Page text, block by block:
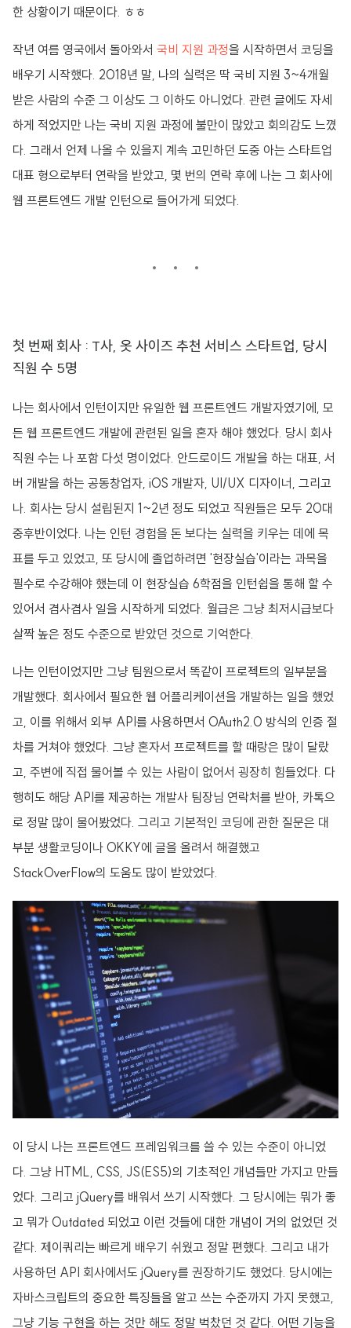
한 상황이기 때문이다. ㅎㅎ
작년 여름 영국에서 돌아와서 국비 지원 과정을 시작하면서 코딩을
배우기 시작했다. 2018년 말, 나의 실력은 딱 국비 지원 3~4개월
받은 사람의 수준 그 이상도 그 이하도 아니었다. 관련 글에도 자세
하게 적었지만 나는 국비 지원 과정에 불만이 많았고 회의감도 느꼈
다. 그래서 언제 나올 수 있을지 계속 고민하던 도중 아는 스타트업
대표 형으로부터 연락을 받았고, 몇 번의 연락 후에 나는 그 회사에
웹 프론트엔드 개발 인턴으로 들어가게 되었다.
첫 번째 회사 : T사, 옷 사이즈 추천 서비스 스타트업, 당시
직원 수 5명
나는 회사에서 인턴이지만 유일한 웹 프론트엔드 개발자였기에, 모
든 웹 프론트엔드 개발에 관련된 일을 혼자 해야 했었다. 당시 회사
직원 수는 나 포함 다섯 명이었다. 안드로이드 개발을 하는 대표, 서
버 개발을 하는 공동창업자, iOS 개발자, UI/UX 디자이너, 그리고
나. 회사는 당시 설립된지 1~2년 정도 되었고 직원들은 모두 20대
중후반이었다. 나는 인턴 경험을 돈 보다는 실력을 키우는 데에 목
표를 두고 있었고, 또 당시에 졸업하려면 '현장실습'이라는 과목을
필수로 수강해야 했는데 이 현장실습 6학점을 인턴쉽을 통해 할 수
있어서 겸사겸사 일을 시작하게 되었다. 월급은 그냥 최저시급보다
살짝 높은 정도 수준으로 받았던 것으로 기억한다.
나는 인턴이었지만 그냥 팀원으로서 똑같이 프로젝트의 일부분을
개발했다. 회사에서 필요한 웹 어플리케이션을 개발하는 일을 했었
고, 이를 위해서 외부 API를 사용하면서 OAuth2.0 방식의 인증 절
차를 거쳐야 했었다. 그냥 혼자서 프로젝트를 할 때랑은 많이 달랐
고, 주변에 직접 물어볼 수 있는 사람이 없어서 굉장히 힘들었다. 다
행히도 해당 API를 제공하는 개발사 팀장님 연락처를 받아, 카톡으
로 정말 많이 물어봤었다. 그리고 기본적인 코딩에 관한 질문은 대
부분 생활코딩이나 OKKY에 글을 올려서 해결했고
StackOverFlow의 도움도 많이 받았었다.
이 당시 나는 프론트엔드 프레임워크를 쓸 수 있는 수준이 아니었
다. 그냥 HTML, CSS, JS(ES5)의 기초적인 개념들만 가지고 만들
었다. 그리고 jQuery를 배워서 쓰기 시작했다. 그 당시에는 뭐가 좋
고 뭐가 Outdated 되었고 이런 것들에 대한 개념이 거의 없었던 것
같다. 제이쿼리는 빠르게 배우기 쉬웠고 정말 편했다. 그리고 내가
사용하던 API 회사에서도 jQuery를 권장하기도 했었다. 당시에는
자바스크립트의 중요한 특징들을 알고 쓰는 수준까지 가지 못했고,
그냥 기능 구현을 하는 것만 해도 정말 벅찼던 것 같다. 어떤 기능을